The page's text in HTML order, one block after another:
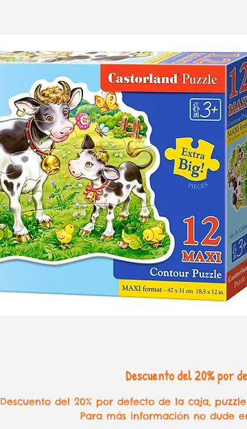
Descuento del 20% por
Descuento del 20% por defecto de la caja,
Para más información no dude